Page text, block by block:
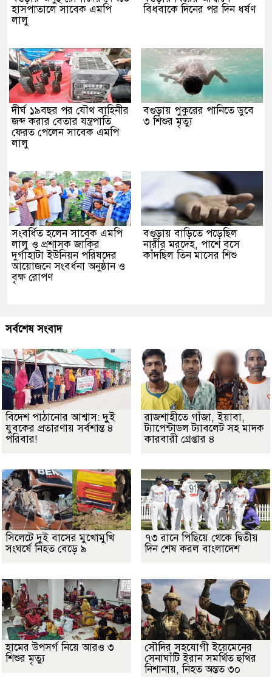
হাসপাতালে সাবেক এমপি
লালু
বিধবাকে দিনের পর দিন ধর্ষণ
দীর্ঘ ১৯বছর পর যৌথ বাহিনীর
জব্দ করার বেতার যন্ত্রপাতি
ফেরত পেলেন সাবেক এমপি
লালু
বগুড়ায় পুকুরের পানিতে ডুবে
৩ শিশুর মৃত্যু
সংবর্ধিত হলেন সাবেক এমপি
লালু ও প্রশাসক জাকির
দুর্গাহাটা ইউনিয়ন পরিষদের
আয়োজনে সংবর্ধনা অনুষ্ঠান ও
বৃক্ষ রোপণ
বগুড়ায় বাড়িতে পড়েছিল
নারীর মরদেহ, পাশে বসে
কাঁদছিল তিন মাসের শিশু
সর্বশেষ সংবাদ
বিদেশ পাঠানোর আশ্বাস: দুুই
যুবকের প্রতারণায় সর্বশান্ত ৪
পরিবার!
রাজশাহীতে গাঁজা, ইয়াবা,
ট্যাপেন্টাডল ট্যাবলেট সহ মাদক
কারবারী গ্রেপ্তার ৪
সিলেটে দুই বাসের মুখোমুখি
সংঘর্ষে নিহত বেড়ে ৯
৭৩ রানে পিছিয়ে থেকে দ্বিতীয়
দিন শেষ করল বাংলাদেশ
হামের উপসর্গ নিয়ে আরও ৩
শিশুর মৃত্যু
সৌদির সহযোগী ইয়েমেনের
সেনাঘাঁটি ইরান সমর্থিত হুথির
নিশানায়, নিহত অন্তত ৩০